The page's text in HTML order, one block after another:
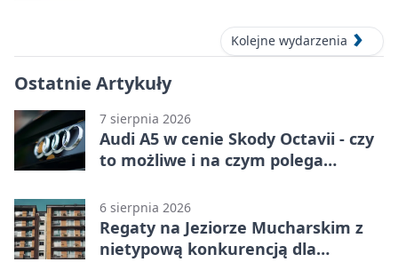
Kolejne wydarzenia
Ostatnie Artykuły
7 sierpnia 2026
Audi A5 w cenie Skody Octavii - czy
to możliwe i na czym polega
6 sierpnia 2026
Regaty na Jeziorze Mucharskim z
nietypową konkurencją dla